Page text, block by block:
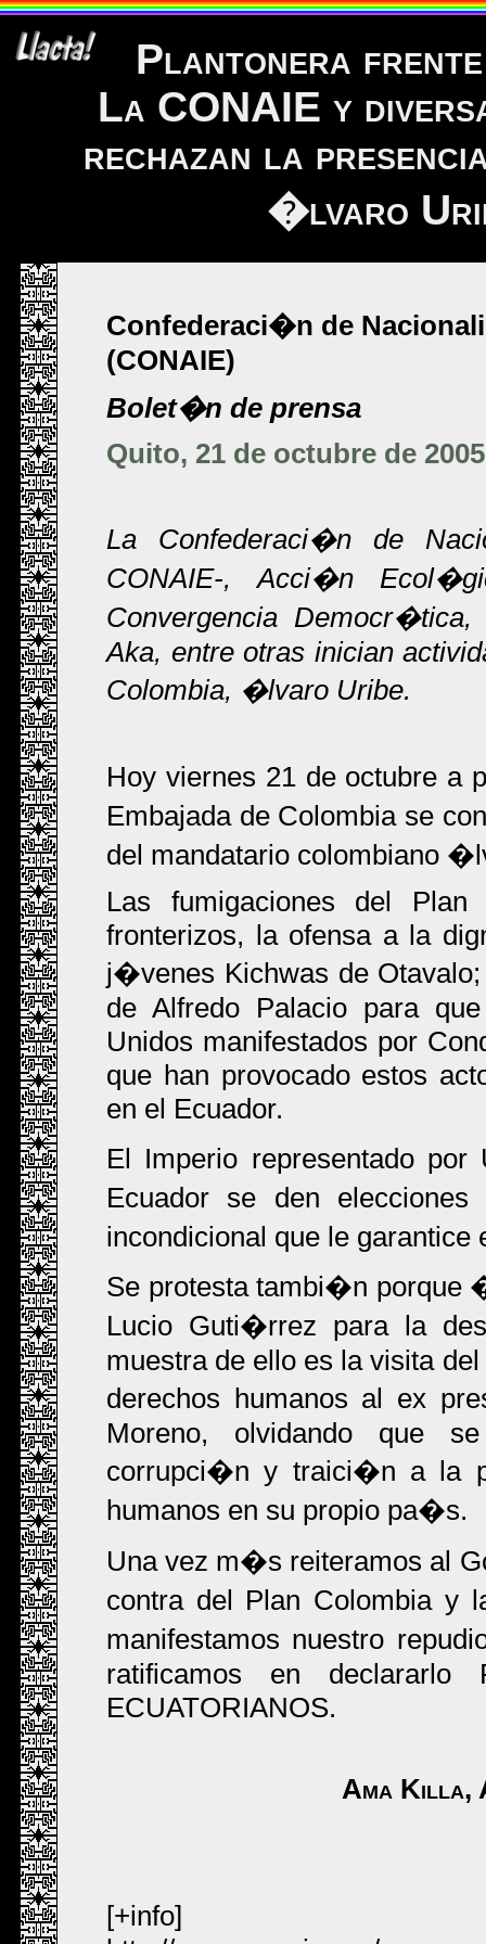
Plantonera frente
La CONAIE y
rechazan la
�lvaro
Confederaci�n de
(CONAIE)
Bolet�n de prensa
Quito, 21 de octubre de 2005
La Confederaci�n de
CONAIE-, Acci�n
Convergencia
Aka, entre otras inician
Colombia, �lvaro Uribe.
Hoy viernes 21 de octubre a
Embajada de Colombia se
del mandatario colombiano
Las fumigaciones del
fronterizos, la ofensa a la
j�venes Kichwas de
de Alfredo Palacio para
Unidos manifestados por
que han provocado estos
en el Ecuador.
El Imperio representado
Ecuador se den
incondicional que le
Se protesta tambi�n porque
Lucio Guti�rrez para la
muestra de ello es la visita
derechos humanos al ex
Moreno, olvidando que
corrupci�n y traici�n a la
humanos en su propio pa�s.
Una vez m�s reiteramos al
contra del Plan Colombia y
manifestamos nuestro
ratificamos en declararlo
ECUATORIANOS.
Ama Killa,
[+info]